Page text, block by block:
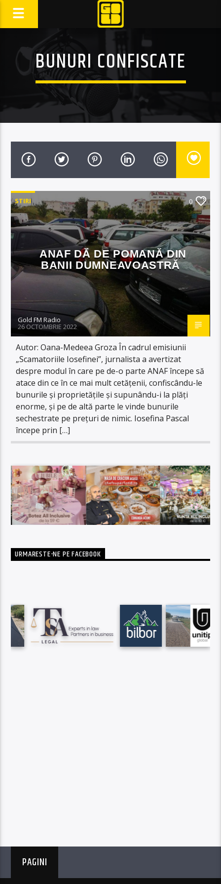
BUNURI CONFISCATE
STIRI 0
ANAF DĂ DE POMANĂ DIN
BANII DUMNEAVOASTRĂ
Gold FM Radio
26 OCTOMBRIE 2022
Autor: Oana-Medeea Groza În cadrul emisiunii
„Scamatoriile Iosefinei”, jurnalista a avertizat
despre modul în care pe de-o parte ANAF începe să
atace din ce în ce mai mult cetățenii, confiscându-le
bunurile și proprietățile și supunându-i la plăți
enorme, și pe de altă parte le vinde bunurile
sechestrate pe prețuri de nimic. Iosefina Pascal
începe prin […]
URMARESTE-NE PE FACEBOOK
PAGINI